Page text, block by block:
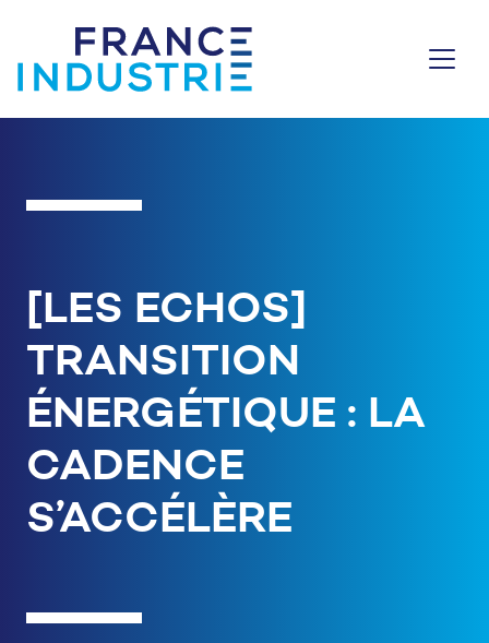
[LES ECHOS]
TRANSITION
ÉNERGÉTIQUE : LA
CADENCE
S’ACCÉLÈRE